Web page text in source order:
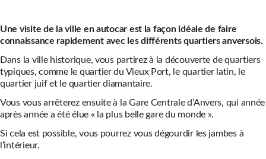
Une visite de la ville en autocar est la façon idéale de faire
connaissance rapidement avec les différents quartiers anversois.
Dans la ville historique, vous partirez à la découverte de quartiers
typiques, comme le quartier du Vieux Port, le quartier latin, le
quartier juif et le quartier diamantaire.
Vous vous arrêterez ensuite à la Gare Centrale d’Anvers, qui année
après année a été élue « la plus belle gare du monde ».
Si cela est possible, vous pourrez vous dégourdir les jambes à
l’intérieur.